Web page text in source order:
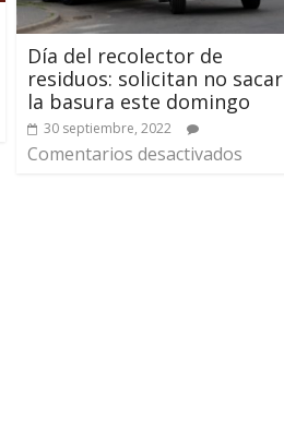
Día del recolector de
residuos: solicitan no sacar
la basura este domingo
30 septiembre, 2022
Comentarios desactivados